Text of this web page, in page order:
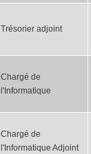
Trésorier adjoint
Chargé de
l'Informatique
Chargé de
l'Informatique Adjoint